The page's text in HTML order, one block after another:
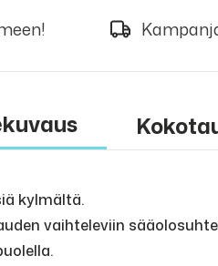
kylmältä.
vaihteleviin